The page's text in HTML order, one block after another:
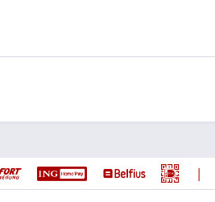
|